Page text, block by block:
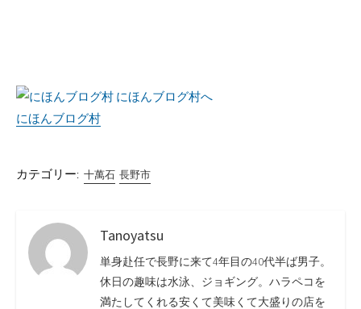
にほんブログ村
カテゴリー: 十萬石 長野市
Tanoyatsu
単身赴任で長野に来て4年目の40代半ば男子。
休日の趣味は水泳、ジョギング。ハラペコを
満たしてくれる安くて美味くて大盛りの店を